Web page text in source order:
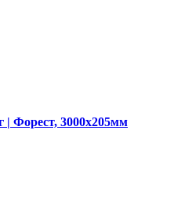
Форест, 3000х205мм